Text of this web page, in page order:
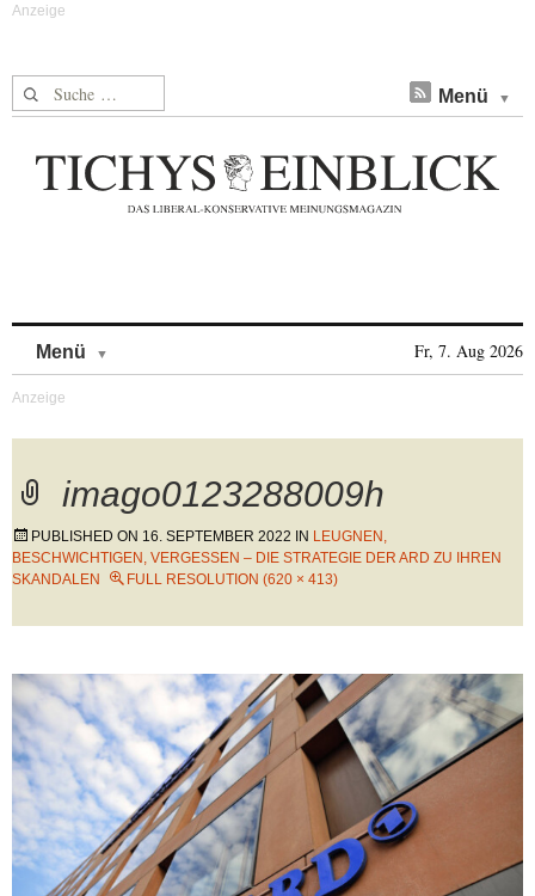
Suche nach: Menü
Menü Fr, 7. Aug 2026
imago0123288009h
PUBLISHED ON 16. SEPTEMBER 2022 IN LEUGNEN,
BESCHWICHTIGEN, VERGESSEN – DIE STRATEGIE DER ARD ZU IHREN
SKANDALEN
FULL RESOLUTION (620 × 413)